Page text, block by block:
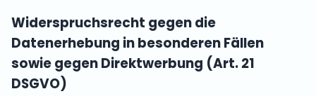
Widerspruchsrecht gegen die
Datenerhebung in besonderen Fällen
sowie gegen Direktwerbung (Art. 21
DSGVO)